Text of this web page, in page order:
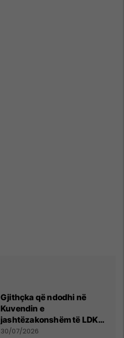
Gjithçka që ndodhi në
Kuvendin e
jashtëzakonshëm të LDK-
së
30/07/2026